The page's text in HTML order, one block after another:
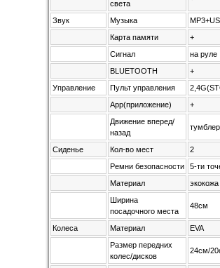
света
Звук Музыка
Карта памяти
+
Сигнал
на руле
BLUETOOTH
+
Управление
Пульт управления
App(приложение)
+
Движение вперед/
назад
тумблер
Сиденье Кол-во мест
2
Ремни безопасности
5-ти
Материал
экокожа
Ширина
посадочного места
48см
Колеса Материал
EVA
Размер передних
колес/дисков
24см/